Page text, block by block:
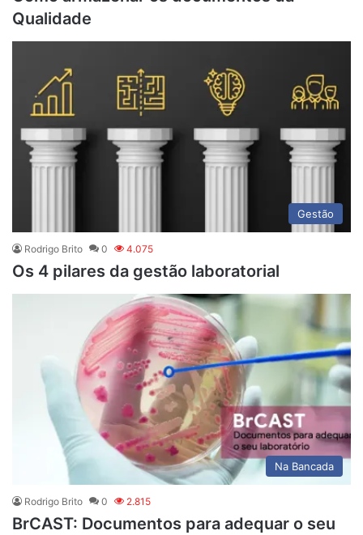
Qualidade
Gestão
Rodrigo Brito 0 4.075
Os 4 pilares da gestão laboratorial
Na Bancada
Rodrigo Brito 0 2.815
BrCAST: Documentos para adequar o seu